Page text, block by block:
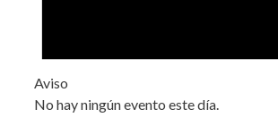
Aviso
No hay ningún evento este día.